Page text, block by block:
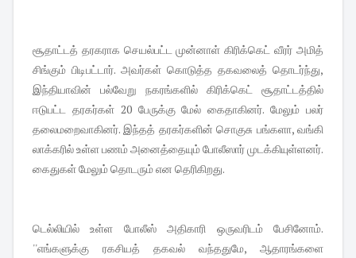
சூதாட்டத் தரகராக செயல்பட்ட முன்னாள் கிரிக்கெட் வீரர் அமித்
சிங்கும் பிடிபட்டார். அவர்கள் கொடுத்த தகவலைத் தொடர்ந்து,
இந்தியாவின் பல்வேறு நகரங்களில் கிரிக்கெட் சூதாட்டத்தில்
ஈடுபட்ட தரகர்கள் 20 பேருக்கு மேல் கைதாகினர். மேலும் பலர்
தலைமறைவாகினர். இந்தத் தரகர்களின் சொகுசு பங்களா, வங்கி
லாக்கரில் உள்ள பணம் அனைத்தையும் போலீஸார் முடக்கியுள்ளனர்.
கைதுகள் மேலும் தொடரும் என தெரிகிறது.
டெல்லியில் உள்ள போலீஸ் அதிகாரி ஒருவரிடம் பேசினோம்.
''எங்களுக்கு ரகசியத் தகவல் வந்ததுமே, ஆதாரங்களை